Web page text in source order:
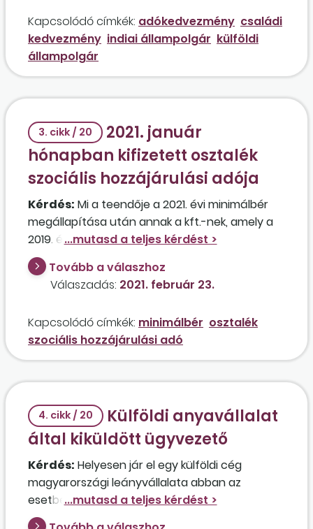
kedvezményre.
Kapcsolódó címkék: adókedvezmény családi
kedvezmény indiai állampolgár külföldi
állampolgár
3. cikk / 20
2021. január
hónapban kifizetett osztalék
szociális hozzájárulási adója
Kérdés: Mi a teendője a 2021. évi minimálbér
megállapítása után annak a kft.-nek, amely a
2019. évi eredmény után 2021 januárjában nagy
összegű osztalékot fizetett egy külföldi
magánszemély részére, amelyből levonta a
forrásadót és az 598 920 forint összegű
emelése után le kell vonni a
szociálishozzájárulásiadó-különbözetet, vagy
ez az összeg már a cég költsége lesz?
Tovább a válaszhoz
Válaszadás: 2021. február 23.
Kapcsolódó címkék: minimálbér osztalék
szociális hozzájárulási adó
4. cikk / 20
Külföldi anyavállalat
által kiküldött ügyvezető
Kérdés: Helyesen jár el egy külföldi cég
magyarországi leányvállalata abban az
esetben, ha a 2014. szeptember 1-jétől
folyamatosan Magyarországon tartózkodó